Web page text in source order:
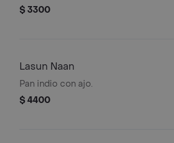
$ 3300
Lasun Naan
Pan indio con ajo.
$ 4400